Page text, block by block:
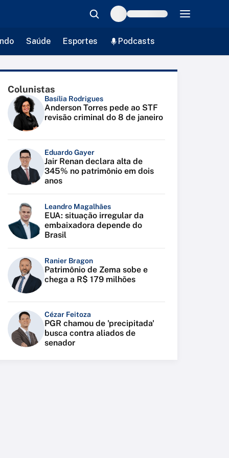
Saúde Esportes Podcasts
Colunistas
Basília Rodrigues
Anderson Torres pede ao STF
revisão criminal do 8 de janeiro
Eduardo Gayer
Jair Renan declara alta de
345% no patrimônio em dois
anos
Leandro Magalhães
EUA: situação irregular da
embaixadora depende do
Brasil
Ranier Bragon
Patrimônio de Zema sobe e
chega a R$ 179 milhões
Cézar Feitoza
PGR chamou de 'precipitada'
busca contra aliados de
senador